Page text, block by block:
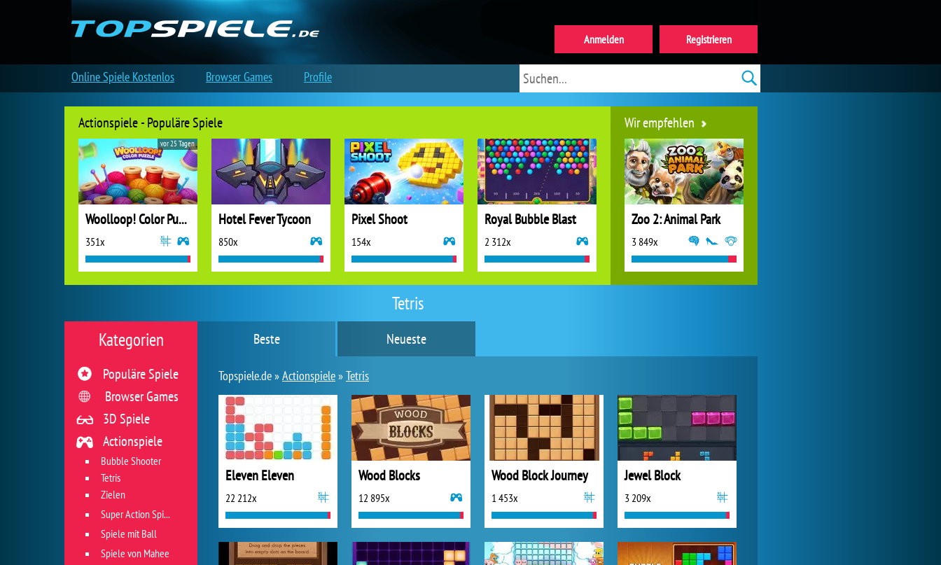
Tetris
Beste Neueste
Topspiele.de »Actionspiele»Tetris
Eleven Eleven
22 212x
Wood Blocks
12 895x
Wood Block Journey
1 453x
Jewel Block
3 209x
Kategorien
Populäre Spiele
Browser Games
3D Spiele
Actionspiele
Bubble Shooter
Tetris
Zielen
Super Action Spiele
Spiele mit Ball
Spiele von Mahee
Actionspiele - Populäre Spiele
Woolloop! Color Puzzle
351x
vor 25 Tagen
Hotel Fever Tycoon
850x
Pixel Shoot
154x
Royal Bubble Blast
2 312x
Wir empfehlen
Zoo 2: Animal Park
3 849x
Forge of Empires
Registrieren
Anmelden
Online Spiele Kostenlos Browser Games Profile